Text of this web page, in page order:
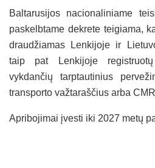
Baltarusijos nacionaliniame
paskelbtame dekrete teigiama,
draudžiamas Lenkijoje ir
taip pat Lenkijoje
vykdančių tarptautinius
transporto važtaraščius arba
Apribojimai įvesti iki 2027 metų